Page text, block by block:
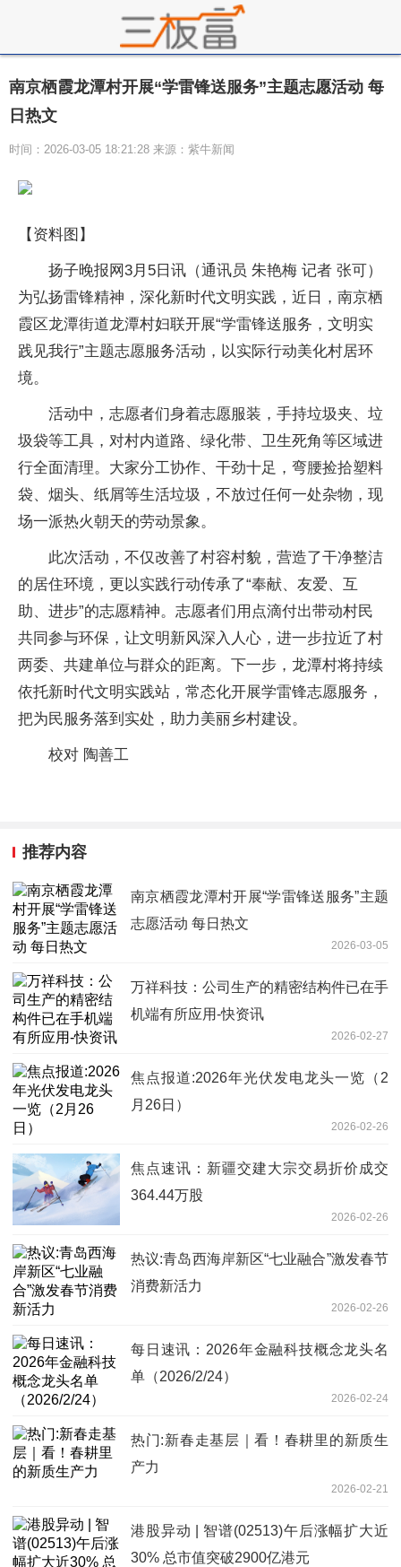
南京栖霞龙潭村开展“学雷锋送服务”主题志愿活动 每
日热文
时间：2026-03-05 18:21:28 来源：紫牛新闻
【资料图】
扬子晚报网3月5日讯（通讯员 朱艳梅 记者 张可）
为弘扬雷锋精神，深化新时代文明实践，近日，南京栖
霞区龙潭街道龙潭村妇联开展“学雷锋送服务，文明实
践见我行”主题志愿服务活动，以实际行动美化村居环
境。
活动中，志愿者们身着志愿服装，手持垃圾夹、垃
圾袋等工具，对村内道路、绿化带、卫生死角等区域进
行全面清理。大家分工协作、干劲十足，弯腰捡拾塑料
袋、烟头、纸屑等生活垃圾，不放过任何一处杂物，现
场一派热火朝天的劳动景象。
此次活动，不仅改善了村容村貌，营造了干净整洁
的居住环境，更以实践行动传承了“奉献、友爱、互
助、进步”的志愿精神。志愿者们用点滴付出带动村民
共同参与环保，让文明新风深入人心，进一步拉近了村
两委、共建单位与群众的距离。下一步，龙潭村将持续
依托新时代文明实践站，常态化开展学雷锋志愿服务，
把为民服务落到实处，助力美丽乡村建设。
校对 陶善工
推荐内容
南京栖霞龙潭村开展“学雷锋送服务”主题
志愿活动 每日热文
2026-03-05
万祥科技：公司生产的精密结构件已在手
机端有所应用-快资讯
2026-02-27
焦点报道:2026年光伏发电龙头一览（2
月26日）
2026-02-26
焦点速讯：新疆交建大宗交易折价成交
364.44万股
2026-02-26
热议:青岛西海岸新区“七业融合”激发春节
消费新活力
2026-02-26
每日速讯：2026年金融科技概念龙头名
单（2026/2/24）
2026-02-24
热门:新春走基层｜看！春耕里的新质生
产力
2026-02-21
港股异动 | 智谱(02513)午后涨幅扩大近
30% 总市值突破2900亿港元